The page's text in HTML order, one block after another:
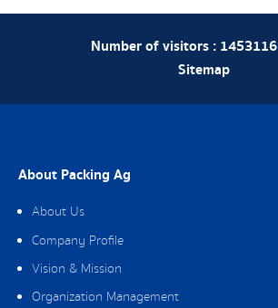
Number of visitors : 1453116
Sitemap
About Packing Ag
About Us
Company Profile
Vision & Mission
Organization Management